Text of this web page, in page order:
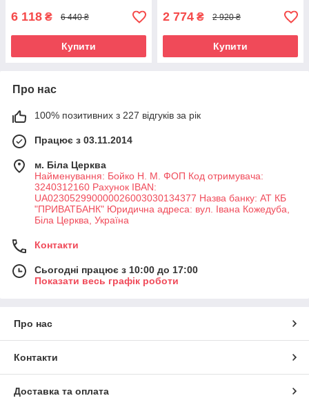
6 118 ₴ 6 440 ₴
Купити
2 774 ₴ 2 920 ₴
Купити
Про нас
100% позитивних з 227 відгуків за рік
Працює з 03.11.2014
м. Біла Церква
Найменування: Бойко Н. М. ФОП Код отримувача:
3240312160 Рахунок IBAN:
UA023052990000026003030134377 Назва банку: АТ КБ
"ПРИВАТБАНК" Юридична адреса: вул. Івана Кожедуба,
Біла Церква, Україна
Контакти
Сьогодні працює з 10:00 до 17:00
Показати весь графік роботи
Про нас
Контакти
Доставка та оплата